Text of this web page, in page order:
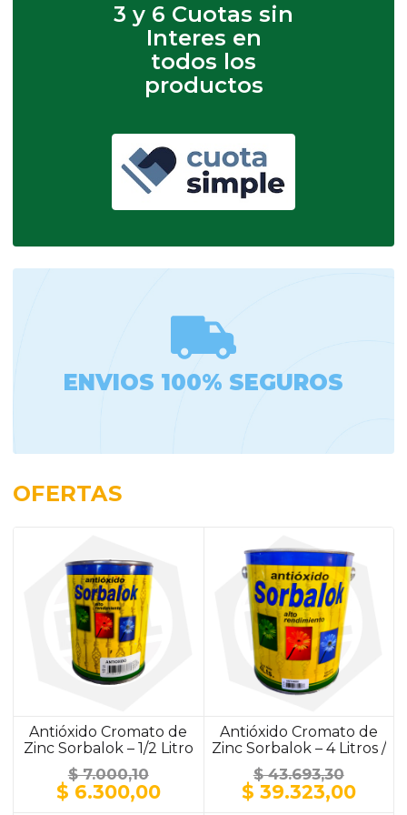
3 y 6 Cuotas sin
Interes en
todos los
productos
ENVIOS 100% SEGUROS
OFERTAS
Antióxido Cromato de
Zinc Sorbalok – 1/2 Litro
/ ALUMINIO
$7.000,10
El
$ 6.300,00El
Antióxido Cromato de
Zinc Sorbalok – 4 Litros /
ALUMINIO
$43.693,30
El
$ 39.323,00El